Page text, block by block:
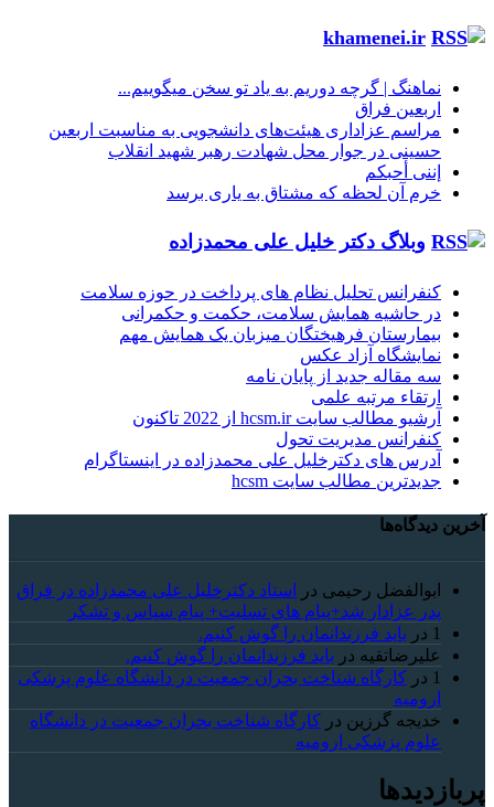
khamenei.ir
نماهنگ |‌ گرچه دوریم به یاد تو سخن میگوییم...
اربعین فراق
مراسم عزاداری هیئت‌های دانشجویی به مناسبت اربعین
حسینی در جوار محل شهادت رهبر شهید انقلاب
إننی أحبکم
خرم آن لحظه که مشتاق به یاری برسد
وبلاگ دکتر خلیل علی محمدزاده
کنفرانس تحلیل نظام های پرداخت در حوزه سلامت
در حاشیه همایش سلامت، حکمت و حکمرانی
بیمارستان فرهیختگان میزبان یک همایش مهم
نمایشگاه آزاد عکس
سه مقاله جدید از پایان نامه
ارتقاء مرتبه علمی
آرشیو مطالب سایت hcsm.ir از 2022 تاکنون
کنفرانس مدیریت تحول
آدرس های دکترخلیل علی محمدزاده در اینستاگرام
جدیدترین مطالب سایت hcsm
آخرین دیدگاه‌ها
ابوالفضل رحیمی در
استاد دکترخلیل علی محمدزاده در فراق
پدر عزادار شد+پیام های تسلیت+ پیام سپاس و تشکر
1 در باید فرزندانمان را گوش کنیم.
علیرضاتقیه در باید فرزندانمان را گوش کنیم.
1 در کارگاه شناخت بحران جمعیت در دانشگاه علوم پزشکی
ارومیه
خديجه گرزین در کارگاه شناخت بحران جمعیت در دانشگاه
علوم پزشکی ارومیه
پربازدیدها